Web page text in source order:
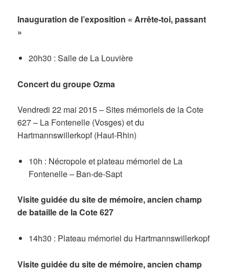
Inauguration de l’exposition « Arrête-toi, passant
»
20h30 : Salle de La Louvière
Concert du groupe Ozma
Vendredi 22 mai 2015 – Sites mémoriels de la Cote
627 – La Fontenelle (Vosges) et du
Hartmannswillerkopf (Haut-Rhin)
10h : Nécropole et plateau mémoriel de La
Fontenelle – Ban-de-Sapt
Visite guidée du site de mémoire, ancien champ
de bataille de la Cote 627
14h30 : Plateau mémoriel du Hartmannswillerkopf
Visite guidée du site de mémoire, ancien champ